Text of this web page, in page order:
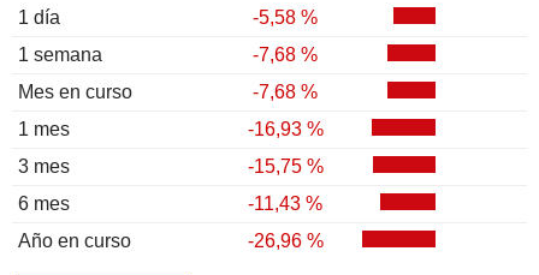
1 día
-5,58 %
1 semana
-7,68 %
Mes en curso
-7,68 %
1 mes
-16,93 %
3 mes
-15,75 %
6 mes
-11,43 %
Año en curso
-26,96 %